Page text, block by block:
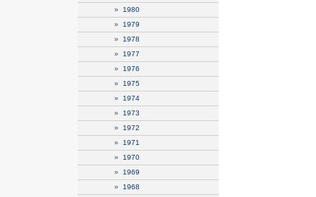
» 1980
» 1979
» 1978
» 1977
» 1976
» 1975
» 1974
» 1973
» 1972
» 1971
» 1970
» 1969
» 1968